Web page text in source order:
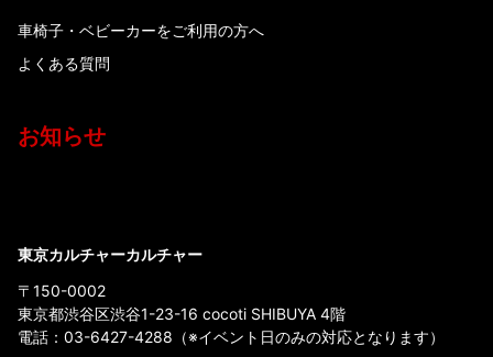
車椅子・ベビーカーをご利用の方へ
よくある質問
お知らせ
東京カルチャーカルチャー
〒150-0002
東京都渋谷区渋谷1-23-16 cocoti SHIBUYA 4階
電話： 03-6427-4288 （※イベント日のみの対応となります）